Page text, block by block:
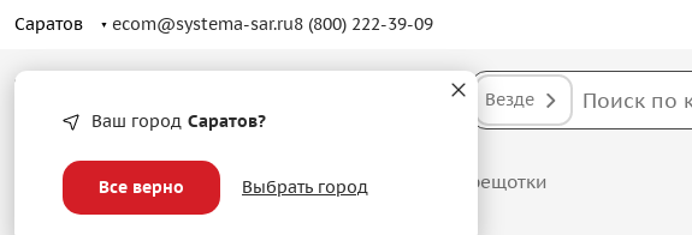
Саратов ecom@systema-sar.ru8 (800) 222-39-09
Ваш город Саратов?
Все верно Выбрать город
Везде
Главная /Каталог / Ручной инструмент Трещотки